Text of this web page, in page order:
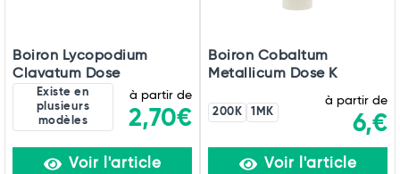
Boiron Lycopodium
Clavatum Dose
Existe en
plusieurs
modèles
à partir de
2,70€
Voir l'article
Boiron Cobaltum
Metallicum Dose K
200K 1MK
à partir de
6,€
Voir l'article